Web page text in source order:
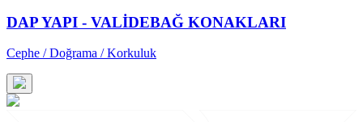
DAP YAPI - VALİDEBAĞ KONAKLARI
Cephe / Doğrama / Korkuluk